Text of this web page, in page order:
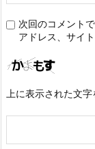
次回のコメント
アドレス、サイト
上に表示された文